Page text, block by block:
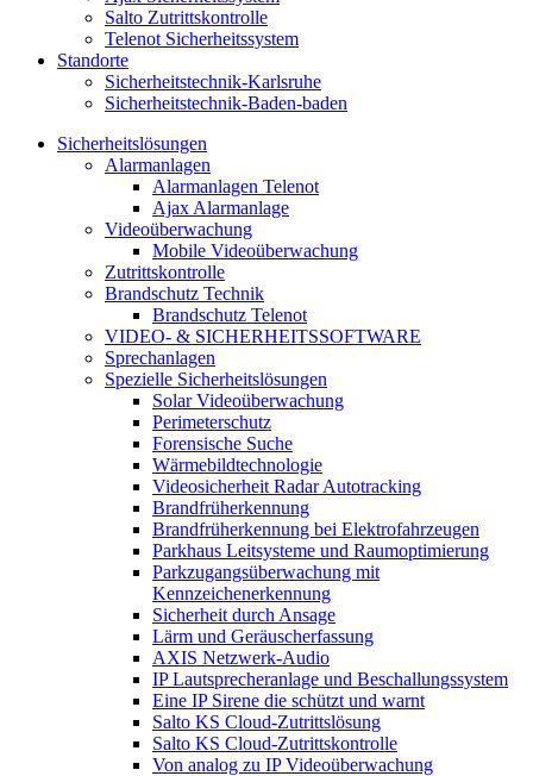
Salto Zutrittskontrolle
Telenot Sicherheitssystem
Standorte
Sicherheitstechnik-Karlsruhe
Sicherheitstechnik-Baden-baden
Sicherheitslösungen
Alarmanlagen
Alarmanlagen Telenot
Ajax Alarmanlage
Videoüberwachung
Mobile Videoüberwachung
Zutrittskontrolle
Brandschutz Technik
Brandschutz Telenot
VIDEO- & SICHERHEITSSOFTWARE
Sprechanlagen
Spezielle Sicherheitslösungen
Solar Videoüberwachung
Perimeterschutz
Forensische Suche
Wärmebildtechnologie
Videosicherheit Radar Autotracking​
Brandfrüherkennung
Brandfrüherkennung bei Elektrofahrzeugen
Parkhaus Leitsysteme und Raumoptimierung
Parkzugangsüberwachung mit
Kennzeichenerkennung
Sicherheit durch Ansage
Lärm und Geräuscherfassung
AXIS Netzwerk-Audio
IP Lautsprecheranlage und Beschallungssystem
Eine IP Sirene die schützt und warnt
Salto KS Cloud-Zutrittslösung
Salto KS Cloud-Zutrittskontrolle
Von analog zu IP Videoüberwachung